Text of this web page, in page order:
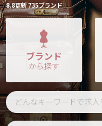
8.8更新 735ブランド
ブランド
から探す